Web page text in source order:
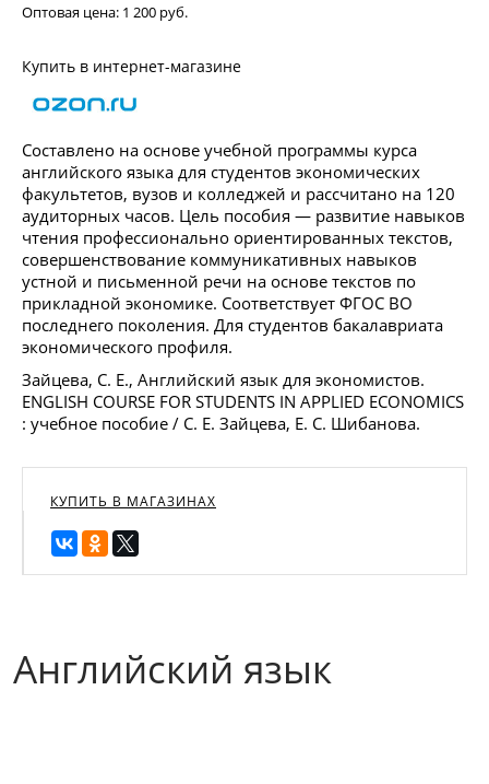
Оптовая цена: 1 200 руб.
Купить в интернет-магазине
Составлено на основе учебной программы курса
английского языка для студентов экономических
факультетов, вузов и колледжей и рассчитано на 120
аудиторных часов. Цель пособия — развитие навыков
чтения профессионально ориентированных текстов,
совершенствование коммуникативных навыков
устной и письменной речи на основе текстов по
прикладной экономике. Соответствует ФГОС ВО
последнего поколения. Для студентов бакалавриата
экономического профиля.
Зайцева, С. Е., Английский язык для экономистов.
ENGLISH COURSE FOR STUDENTS IN APPLIED ECONOMICS
: учебное пособие / С. Е. Зайцева, Е. С. Шибанова.
КУПИТЬ В МАГАЗИНАХ
Английский язык